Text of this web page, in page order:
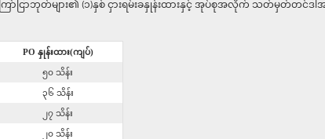
ာဘုတ်များ၏ (၁)နှစ် ငှားရမ်းခနှုန်းထားနှင့် အုပ်စုအလိုက် သတ်မှတ်တင်ဒါအာမ
PO နှုန်းထား(ကျပ်)
၅၀ သိန်း
၃၆ သိန်း
၂၇ သိန်း
၂၀ သိန်း